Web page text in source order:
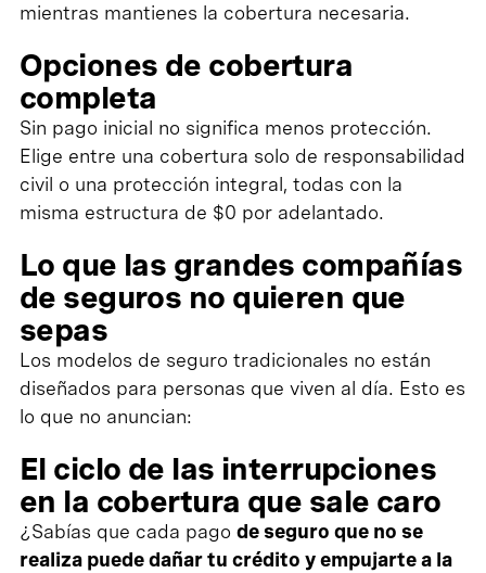
mientras mantienes la cobertura necesaria.
Opciones de cobertura
completa
Sin pago inicial no significa menos protección.
Elige entre una cobertura solo de responsabilidad
civil o una protección integral, todas con la
misma estructura de $0 por adelantado.
Lo que las grandes compañías
de seguros no quieren que
sepas
Los modelos de seguro tradicionales no están
diseñados para personas que viven al día. Esto es
lo que no anuncian:
El ciclo de las interrupciones
en la cobertura que sale caro
¿Sabías que cada pago de seguro que no se
realiza puede dañar tu crédito y empujarte a la